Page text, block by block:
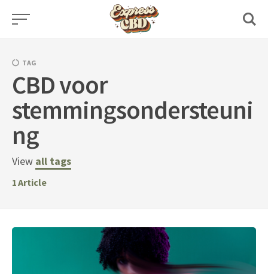
Skip
TAG
CBD voor
stemmingsondersteuni
ng
View all tags
1Article